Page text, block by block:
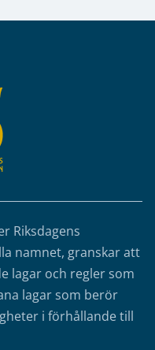
Riksdagens
namnet, granskar att
lagar och regler som
lagar som berör
i förhållande till